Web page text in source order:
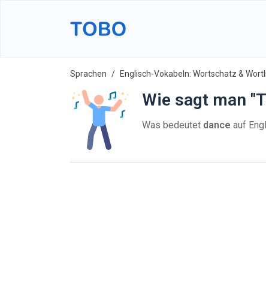
Sprachen Englisch-Vokabeln: Wortschatz &
Wie sagt man
Was bedeutet dance auf